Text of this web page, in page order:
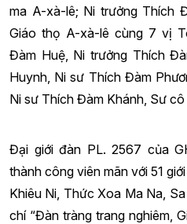
ma A-xà-lê; Ni trưởng Thích
Giáo thọ A-xà-lê cùng 7 vị
Đàm Huệ, Ni trưởng Thích
Huynh, Ni sư Thích Đàm
Ni sư Thích Đàm Khánh, Sư
Đại giới đàn PL. 2567 của
thành công viên mãn với 51
Khiêu Ni, Thức Xoa Ma Na,
chí “Đàn tràng trang nghiêm,